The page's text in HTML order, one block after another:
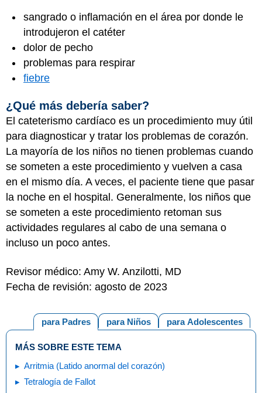
sangrado o inflamación en el área por donde le
introdujeron el catéter
dolor de pecho
problemas para respirar
fiebre
¿Qué más debería saber?
El cateterismo cardíaco es un procedimiento muy útil
para diagnosticar y tratar los problemas de corazón.
La mayoría de los niños no tienen problemas cuando
se someten a este procedimiento y vuelven a casa
en el mismo día. A veces, el paciente tiene que pasar
la noche en el hospital. Generalmente, los niños que
se someten a este procedimiento retoman sus
actividades regulares al cabo de una semana o
incluso un poco antes.
Revisor médico: Amy W. Anzilotti, MD
Fecha de revisión: agosto de 2023
para Adolescentes
para Niños
para Padres
MÁS SOBRE ESTE TEMA
Arritmia (Latido anormal del corazón)
Tetralogía de Fallot